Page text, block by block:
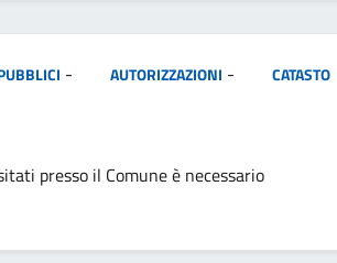
- AUTORIZZAZIONI -
CATASTO
presso il Comune è necessario